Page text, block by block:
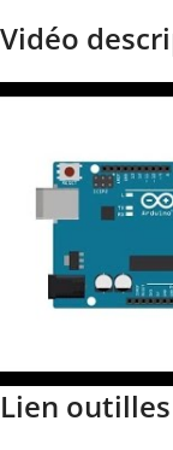
Vidéo
Lien outilles